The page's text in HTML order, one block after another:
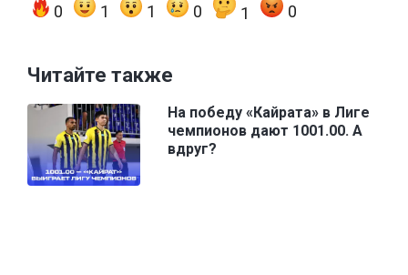
0 1 1 0 1 0
Читайте также
На победу «Кайрата» в Лиге
чемпионов дают 1001.00. А
вдруг?